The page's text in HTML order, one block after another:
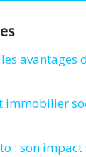
avantages
: son